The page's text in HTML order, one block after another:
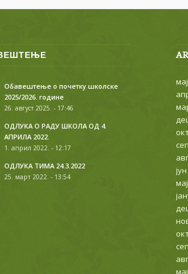
Обавештење о почетку школске
2025/2026. године
26. август 2025. - 17:46
ОДЛУКА О РАДУ ШКОЛА ОД 4.
АПРИЛА 2022.
1. април 2022. - 12:17
ОДЛУКА ТИМА 24.3.2022
25. март 2022. - 13:54